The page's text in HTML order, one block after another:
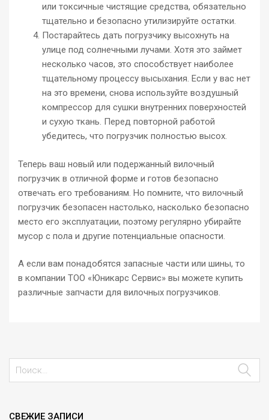
или токсичные чистящие средства, обязательно
тщательно и безопасно утилизируйте остатки.
Постарайтесь дать погрузчику высохнуть на
улице под солнечными лучами. Хотя это займет
несколько часов, это способствует наиболее
тщательному процессу высыхания. Если у вас нет
на это времени, снова используйте воздушный
компрессор для сушки внутренних поверхностей
и сухую ткань. Перед повторной работой
убедитесь, что погрузчик полностью высох.
Теперь ваш новый или подержанный вилочный
погрузчик в отличной форме и готов безопасно
отвечать его требованиям. Но помните, что вилочный
погрузчик безопасен настолько, насколько безопасно
место его эксплуатации, поэтому регулярно убирайте
мусор с пола и другие потенциальные опасности.
А если вам понадобятся запасные части или шины, то
в компании ТОО «Юникарс Сервис» вы можете купить
различные запчасти для вилочных погрузчиков.
СВЕЖИЕ ЗАПИСИ